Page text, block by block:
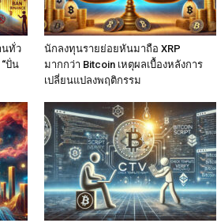
นทั่ว
ปั่น
นักลงทุนรายย่อยหันมาถือ XRP
มากกว่า Bitcoin เหตุผลเบื้องหลังการ
เปลี่ยนแปลงพฤติกรรม